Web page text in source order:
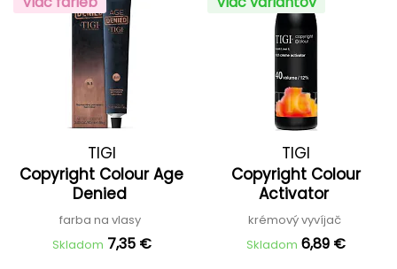
TIGI
Copyright Colour Age
Denied
farba na vlasy
Skladom 7,35 €
TIGI
Copyright Colour
Activator
krémový vyvíjač
Skladom 6,89 €